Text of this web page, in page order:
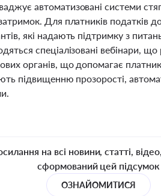
автоматизовані системи
Для платників податків
які надають підтримку з
спеціалізовані вебінари,
органів, що допомагає
підвищенню прозорості,
на всі новини, статті,
сформований цей підсумок
ОЗНАЙОМИТИСЯ